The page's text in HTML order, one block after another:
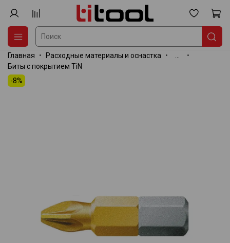
Главная Расходные материалы и оснастка
Биты с покрытием TiN
-8%